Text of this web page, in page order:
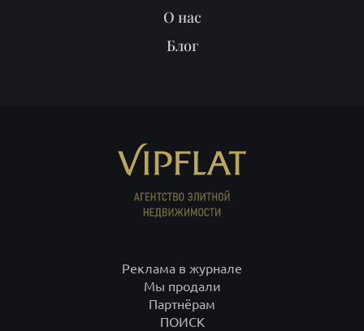
О нас
Блог
Реклама в журнале
Мы продали
Партнёрам
ПОИСК